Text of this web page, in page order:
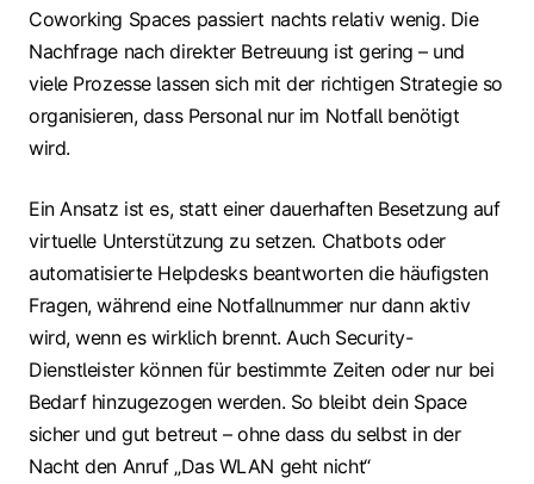
Coworking Spaces passiert nachts relativ wenig. Die
Nachfrage nach direkter Betreuung ist gering – und
viele Prozesse lassen sich mit der richtigen Strategie so
organisieren, dass Personal nur im Notfall benötigt
wird.
Ein Ansatz ist es, statt einer dauerhaften Besetzung auf
virtuelle Unterstützung zu setzen. Chatbots oder
automatisierte Helpdesks beantworten die häufigsten
Fragen, während eine Notfallnummer nur dann aktiv
wird, wenn es wirklich brennt. Auch Security-
Dienstleister können für bestimmte Zeiten oder nur bei
Bedarf hinzugezogen werden. So bleibt dein Space
sicher und gut betreut – ohne dass du selbst in der
Nacht den Anruf „Das WLAN geht nicht“